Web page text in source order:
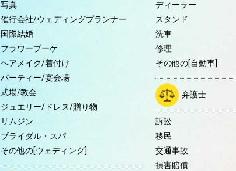
写真
催行会社/ウェディングプランナー
国際結婚
フラワーブーケ
ヘアメイク/着付け
パーティー/宴会場
式場/教会
ジュエリー/ドレス/贈り物
リムジン
ブライダル・スパ
その他の[ウェディング]
ディーラー
スタンド
洗車
修理
その他の[自動車]
弁護士
訴訟
移民
交通事故
損害賠償